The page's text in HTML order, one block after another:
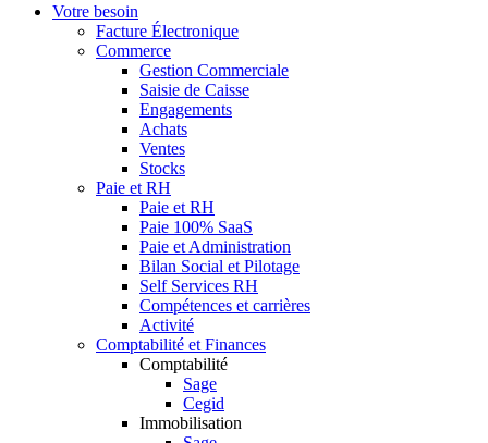
Votre besoin
Facture Électronique
Commerce
Gestion Commerciale
Saisie de Caisse
Engagements
Achats
Ventes
Stocks
Paie et RH
Paie et RH
Paie 100% SaaS
Paie et Administration
Bilan Social et Pilotage
Self Services RH
Compétences et carrières
Activité
Comptabilité et Finances
Comptabilité
Sage
Cegid
Immobilisation